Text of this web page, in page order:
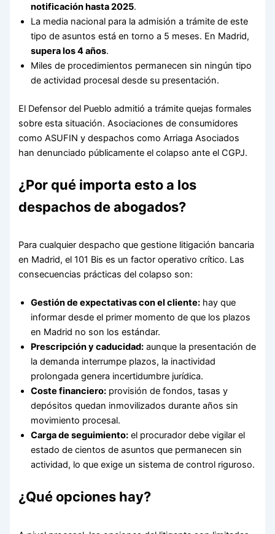
notificación hasta 2025.
La media nacional para la admisión a trámite de este
tipo de asuntos está en torno a 5 meses. En Madrid,
supera los 4 años.
Miles de procedimientos permanecen sin ningún tipo
de actividad procesal desde su presentación.
El Defensor del Pueblo admitió a trámite quejas formales
sobre esta situación. Asociaciones de consumidores
como ASUFIN y despachos como Arriaga Asociados
han denunciado públicamente el colapso ante el CGPJ.
¿Por qué importa esto a los
despachos de abogados?
Para cualquier despacho que gestione litigación bancaria
en Madrid, el 101 Bis es un factor operativo crítico. Las
consecuencias prácticas del colapso son:
Gestión de expectativas con el cliente: hay que
informar desde el primer momento de que los plazos
en Madrid no son los estándar.
Prescripción y caducidad: aunque la presentación de
la demanda interrumpe plazos, la inactividad
prolongada genera incertidumbre jurídica.
Coste financiero: provisión de fondos, tasas y
depósitos quedan inmovilizados durante años sin
movimiento procesal.
Carga de seguimiento: el procurador debe vigilar el
estado de cientos de asuntos que permanecen sin
actividad, lo que exige un sistema de control riguroso.
¿Qué opciones hay?